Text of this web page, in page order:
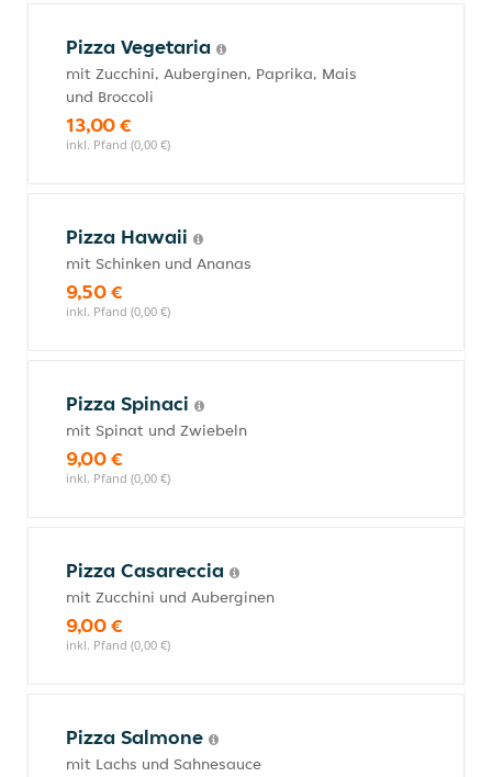
Pizza Vegetaria
mit Zucchini, Auberginen, Paprika, Mais
und Broccoli
13,00 €
inkl. Pfand (0,00 €)
Pizza Hawaii
mit Schinken und Ananas
9,50 €
inkl. Pfand (0,00 €)
Pizza Spinaci
mit Spinat und Zwiebeln
9,00 €
inkl. Pfand (0,00 €)
Pizza Casareccia
mit Zucchini und Auberginen
9,00 €
inkl. Pfand (0,00 €)
Pizza Salmone
mit Lachs und Sahnesauce